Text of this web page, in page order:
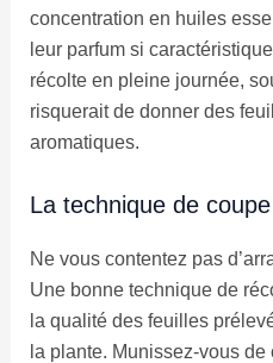
concentration en huiles
leur parfum si
récolte en pleine journée,
risquerait de donner des
aromatiques.
La technique de coupe
Ne vous contentez pas
Une bonne technique de
la qualité des feuilles
la plante. Munissez-vous